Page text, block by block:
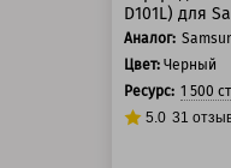
D101L) для
Аналог:
Цвет: Черный
Ресурс: 1 500
5.0 31